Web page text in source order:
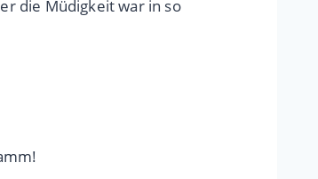
die Müdigkeit war in so